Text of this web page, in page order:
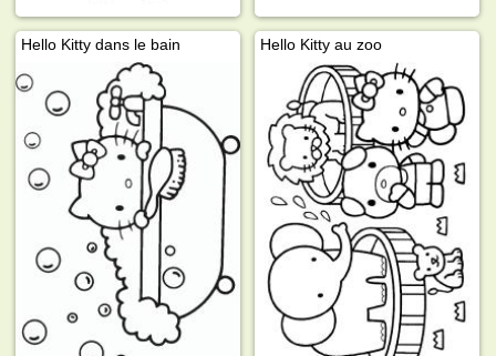
Hello Kitty dans le bain Hello Kitty au zoo